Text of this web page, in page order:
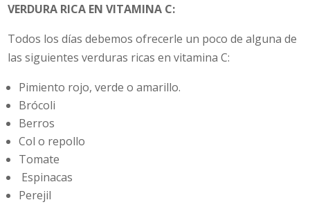
VERDURA RICA EN VITAMINA C:
Todos los días debemos ofrecerle un poco de alguna de
las siguientes verduras ricas en vitamina C:
Pimiento rojo, verde o amarillo.
Brócoli
Berros
Col o repollo
Tomate
Espinacas
Perejil